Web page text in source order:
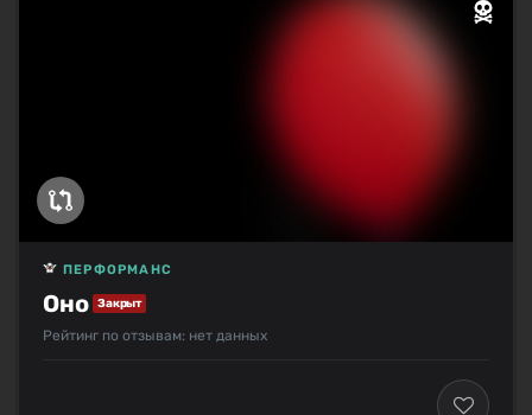
Оно Закрыт
ПЕРФОРМАНС
Рейтинг по отзывам: нет данных